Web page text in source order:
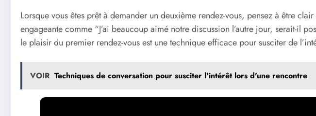
Lorsque vous êtes prêt à demander un deuxième rendez-vous, pensez à être
engageante comme “J’ai beaucoup aimé notre discussion l’autre jour, serait-il
le plaisir du premier rendez-vous est une technique efficace pour susciter de
VOIR Techniques de conversation pour susciter l'intérêt lors d'une rencontre